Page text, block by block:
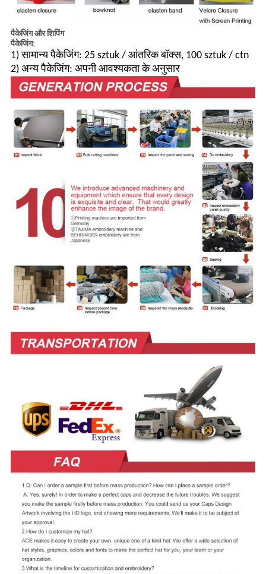
पैकेजिंग और शिपिंग
पैकेजिंग:
1) सामान्य पैकेजिंग: 25 sztuk / आंतरिक बॉक्स, 100 sztuk / ctn
2) अन्य पैकेजिंग: अपनी आवश्यकता के अनुसार